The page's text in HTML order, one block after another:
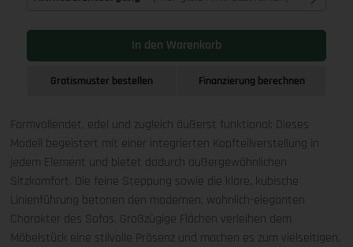
In den Warenkorb
Gratismuster bestellen Finanzierung berechnen
Formvollendet, edel und zugleich äußerst funktional: Dieses
Modell begeistert mit einer integrierten Kopfteilverstellung in
jedem Element und bietet dadurch außergewöhnlichen
Sitzkomfort. Die feine Steppung sowie die klare, kubische
Linienführung betonen den modernen, wohnlich-eleganten
Charakter des Sofas. Großzügige Flächen verleihen dem
Möbelstück eine stilvolle Präsenz und machen es zum vielseitigen,